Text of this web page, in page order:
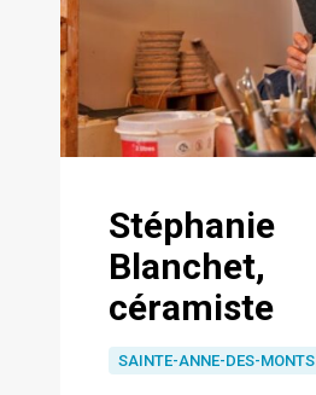
Stéphanie
Blanchet,
céramiste
SAINTE-ANNE-DES-MONTS